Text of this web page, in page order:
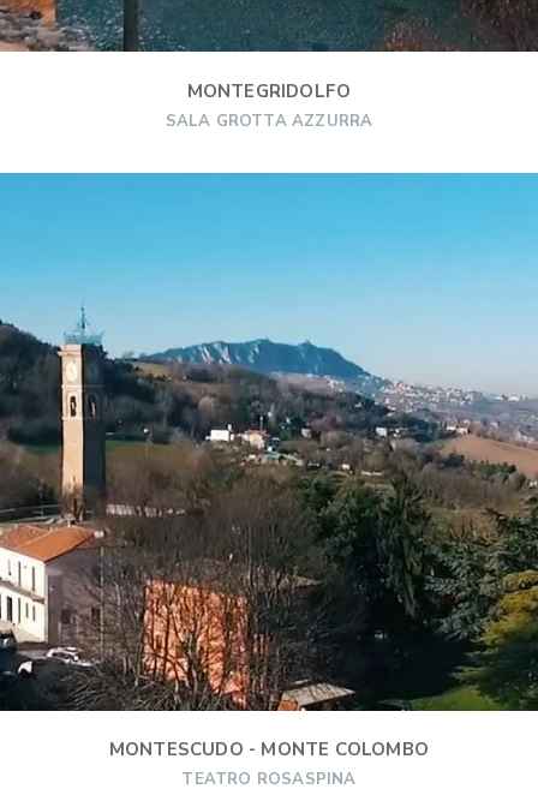
MONTEGRIDOLFO
SALA GROTTA AZZURRA
MONTESCUDO - MONTE COLOMBO
TEATRO ROSASPINA